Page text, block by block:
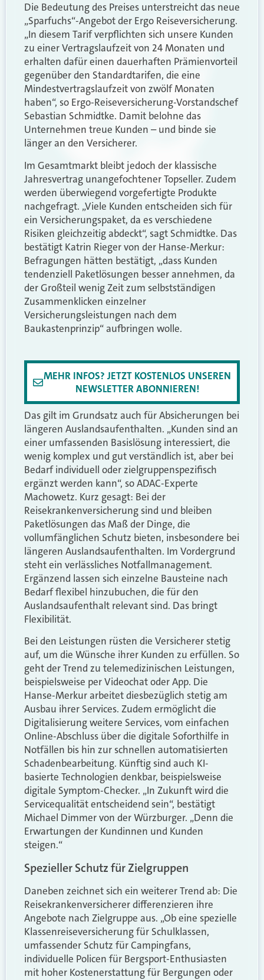
Die Bedeutung des Preises unterstreicht das neue
„Sparfuchs“-Angebot der Ergo Reiseversicherung.
„In diesem Tarif verpflichten sich unsere Kunden
zu einer Vertragslaufzeit von 24 Monaten und
erhalten dafür einen dauerhaften Prämienvorteil
gegenüber den Standardtarifen, die eine
Mindestvertragslaufzeit von zwölf Monaten
haben“, so Ergo-Reiseversicherung-Vorstandschef
Sebastian Schmidtke. Damit belohne das
Unternehmen treue Kunden – und binde sie
länger an den Versicherer.
Im Gesamtmarkt bleibt jedoch der klassische
Jahresvertrag unangefochtener Topseller. Zudem
werden überwiegend vorgefertigte Produkte
nachgefragt. „Viele Kunden entscheiden sich für
ein Versicherungspaket, da es verschiedene
Risiken gleichzeitig abdeckt“, sagt Schmidtke. Das
bestätigt Katrin Rieger von der Hanse-Merkur:
Befragungen hätten bestätigt, „dass Kunden
tendenziell Paketlösungen besser annehmen, da
der Großteil wenig Zeit zum selbstständigen
Zusammenklicken einzelner
Versicherungsleistungen nach dem
Baukastenprinzip“ aufbringen wolle.
MEHR INFOS? JETZT KOSTENLOS UNSEREN
NEWSLETTER ABONNIEREN!
Das gilt im Grundsatz auch für Absicherungen bei
längeren Auslandsaufenthalten. „Kunden sind an
einer umfassenden Basislösung interessiert, die
wenig komplex und gut verständlich ist, aber bei
Bedarf individuell oder zielgruppenspezifisch
ergänzt werden kann“, so ADAC-Experte
Machowetz. Kurz gesagt: Bei der
Reisekrankenversicherung sind und bleiben
Paketlösungen das Maß der Dinge, die
vollumfänglichen Schutz bieten, insbesondere bei
längeren Auslandsaufenthalten. Im Vordergrund
steht ein verlässliches Notfallmanagement.
Ergänzend lassen sich einzelne Bausteine nach
Bedarf flexibel hinzubuchen, die für den
Auslandsaufenthalt relevant sind. Das bringt
Flexibilität.
Bei den Leistungen rüsten die Versicherer stetig
auf, um die Wünsche ihrer Kunden zu erfüllen. So
geht der Trend zu telemedizinischen Leistungen,
beispielsweise per Videochat oder App. Die
Hanse-Merkur arbeitet diesbezüglich stetig am
Ausbau ihrer Services. Zudem ermöglicht die
Digitalisierung weitere Services, vom einfachen
Online-Abschluss über die digitale Soforthilfe in
Notfällen bis hin zur schnellen automatisierten
Schadenbearbeitung. Künftig sind auch KI-
basierte Technologien denkbar, beispielsweise
digitale Symptom-Checker. „In Zukunft wird die
Servicequalität entscheidend sein“, bestätigt
Michael Dimmer von der Würzburger. „Denn die
Erwartungen der Kundinnen und Kunden
steigen.“
Spezieller Schutz für Zielgruppen
Daneben zeichnet sich ein weiterer Trend ab: Die
Reisekrankenversicherer differenzieren ihre
Angebote nach Zielgruppe aus. „Ob eine spezielle
Klassenreiseversicherung für Schulklassen,
umfassender Schutz für Campingfans,
individuelle Policen für Bergsport-Enthusiasten
mit hoher Kostenerstattung für Bergungen oder